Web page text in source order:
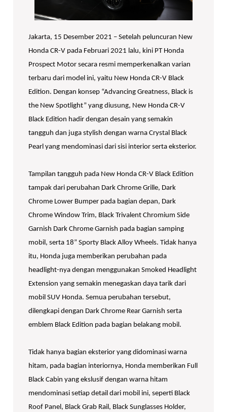
Jakarta, 15 Desember 2021 – Setelah peluncuran New
Honda CR-V pada Februari 2021 lalu, kini PT Honda
Prospect Motor secara resmi memperkenalkan varian
terbaru dari model ini, yaitu New Honda CR-V Black
Edition. Dengan konsep “Advancing Greatness, Black is
the New Spotlight” yang diusung, New Honda CR-V
Black Edition hadir dengan desain yang semakin
tangguh dan juga stylish dengan warna Crystal Black
Pearl yang mendominasi dari sisi interior serta eksterior.
Tampilan tangguh pada New Honda CR-V Black Edition
tampak dari perubahan Dark Chrome Grille, Dark
Chrome Lower Bumper pada bagian depan, Dark
Chrome Window Trim, Black Trivalent Chromium Side
Garnish Dark Chrome Garnish pada bagian samping
mobil, serta 18” Sporty Black Alloy Wheels. Tidak hanya
itu, Honda juga memberikan perubahan pada
headlight-nya dengan menggunakan Smoked Headlight
Extension yang semakin menegaskan daya tarik dari
mobil SUV Honda. Semua perubahan tersebut,
dilengkapi dengan Dark Chrome Rear Garnish serta
emblem Black Edition pada bagian belakang mobil.
Tidak hanya bagian eksterior yang didominasi warna
hitam, pada bagian interiornya, Honda memberikan Full
Black Cabin yang ekslusif dengan warna hitam
mendominasi setiap detail dari mobil ini, seperti Black
Roof Panel, Black Grab Rail, Black Sunglasses Holder,